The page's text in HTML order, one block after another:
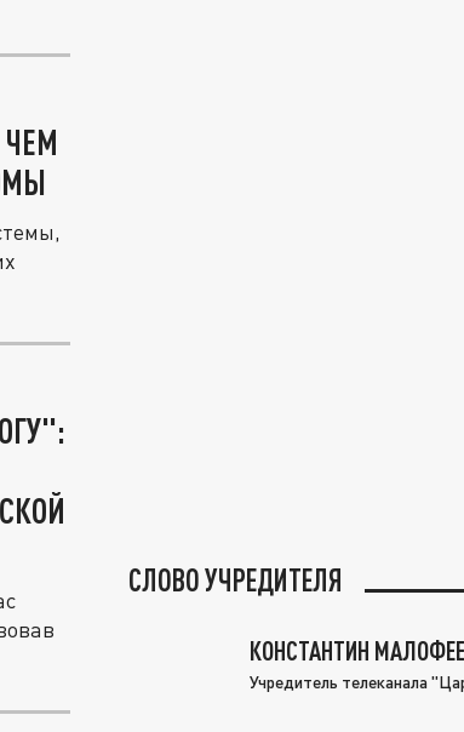
СЛОВО УЧРЕДИТЕЛЯ
КОНСТАНТИН
Учредитель телеканала